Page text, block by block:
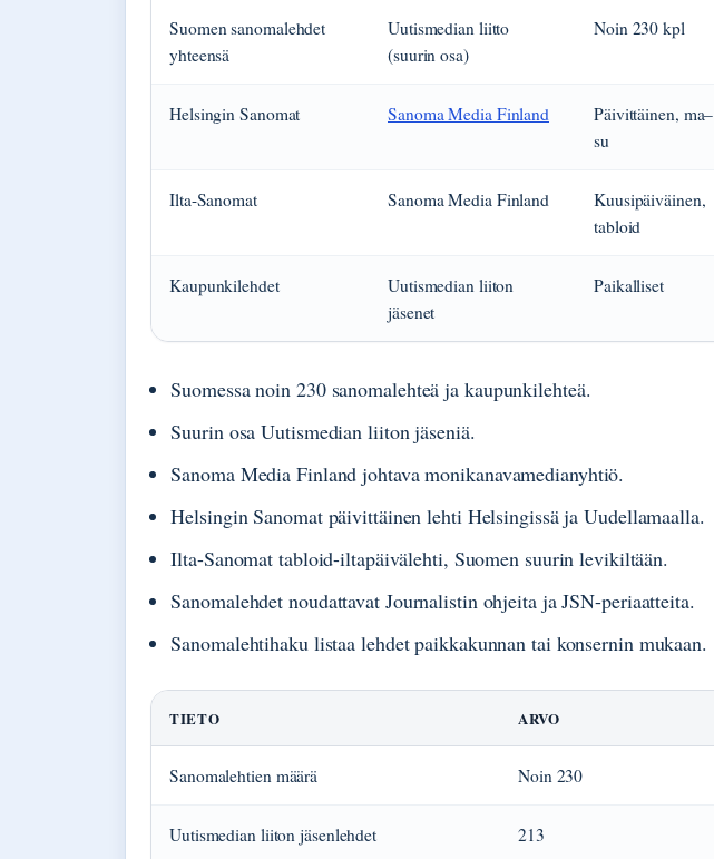
Suomen sanomalehdet
yhteensä
Uutismedian liitto
(suurin osa)
Noin 230 kpl
Helsingin Sanomat Sanoma Media Finland
Päivittäinen, ma–
su
Ilta-Sanomat Sanoma Media Finland
Kuusipäiväinen,
tabloid
Kaupunkilehdet
Uutismedian liiton
jäsenet
Paikalliset
Suomessa noin 230 sanomalehteä ja kaupunkilehteä.
Suurin osa Uutismedian liiton jäseniä.
Sanoma Media Finland johtava monikanavamedianyhtiö.
Helsingin Sanomat päivittäinen lehti Helsingissä ja Uudellamaalla.
Ilta-Sanomat tabloid-iltapäivälehti, Suomen suurin levikiltään.
Sanomalehdet noudattavat Journalistin ohjeita ja JSN-periaatteita.
Sanomalehtihaku listaa lehdet paikkakunnan tai konsernin mukaan.
TIETO ARVO
Sanomalehtien määrä Noin 230
Uutismedian liiton jäsenlehdet 213